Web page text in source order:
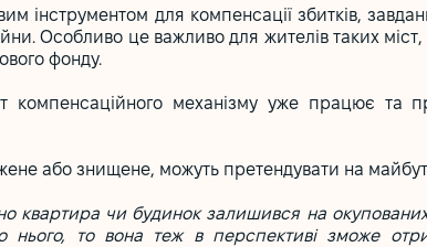
інструментом для компенсації збитків,
Особливо це важливо для жителів таких
фонду.
компенсаційного механізму уже працює та
або знищене, можуть претендувати на
квартира чи будинок залишився на
нього, то вона теж в перспективі зможе